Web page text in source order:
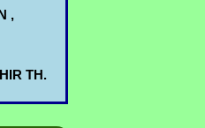
bin
,
TH.